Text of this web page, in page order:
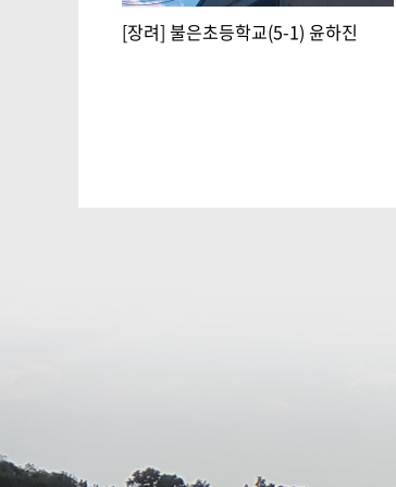
[장려] 불은초등학교(5-1) 윤하진